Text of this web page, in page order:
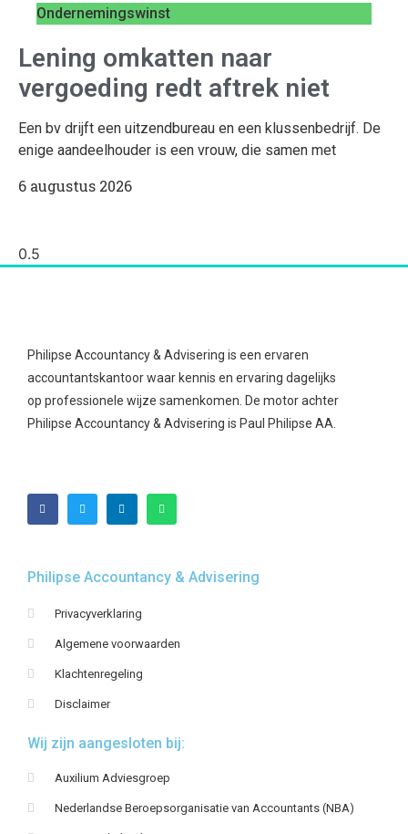
Ondernemingswinst
Lening omkatten naar
vergoeding redt aftrek niet
Een bv drijft een uitzendbureau en een klussenbedrijf. De
enige aandeelhouder is een vrouw, die samen met
6 augustus 2026
Philipse Accountancy & Advisering is een ervaren
accountantskantoor waar kennis en ervaring dagelijks
op professionele wijze samenkomen. De motor achter
Philipse Accountancy & Advisering is Paul Philipse AA.
Philipse Accountancy & Advisering
Privacyverklaring
Algemene voorwaarden
Klachtenregeling
Disclaimer
Wij zijn aangesloten bij:
Auxilium Adviesgroep
Nederlandse Beroepsorganisatie van Accountants (NBA)